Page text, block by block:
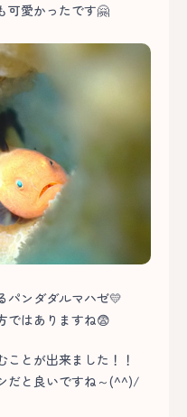
可愛かったです🤗
パンダダルマハゼ💛
ではありますね😨
ことが出来ました！！
だと良いですね～(^^)/